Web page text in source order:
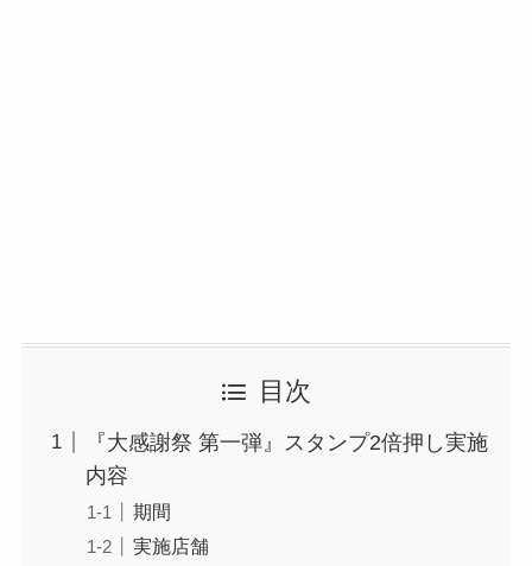
目次
『大感謝祭 第一弾』スタンプ2倍押し実施
内容
期間
実施店舗